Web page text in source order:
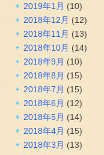
2019年1月 (10)
2018年12月 (12)
2018年11月 (13)
2018年10月 (14)
2018年9月 (10)
2018年8月 (15)
2018年7月 (15)
2018年6月 (12)
2018年5月 (14)
2018年4月 (15)
2018年3月 (13)